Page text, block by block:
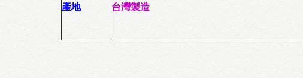
產地 台灣製造